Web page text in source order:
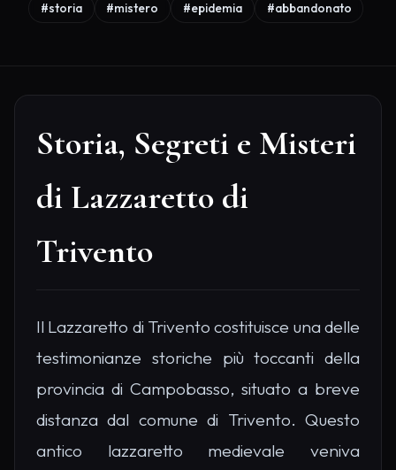
#storia #mistero #epidemia #abbandonato
Storia, Segreti e Misteri
di Lazzaretto di
Trivento
Il Lazzaretto di Trivento costituisce una delle
testimonianze storiche più toccanti della
provincia di Campobasso, situato a breve
distanza dal comune di Trivento. Questo
antico lazzaretto medievale veniva